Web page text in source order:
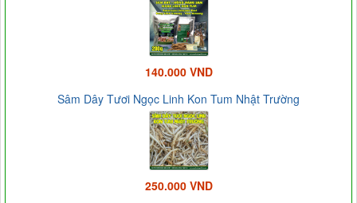
140.000 VND
Sâm Dây Tươi Ngọc Linh Kon Tum Nhật Trường
250.000 VND